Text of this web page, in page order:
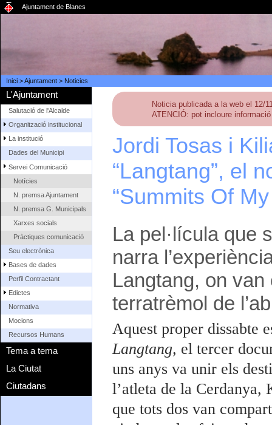
Ajuntament de Blanes
Inici>Ajuntament> Noticies
L'Ajuntament
Salutació de l'Alcalde
Organització institucional
La institució
Dades del Municipi
Servei Comunicació
Notícies
N. premsa Ajuntament
N. premsa G. Municipals
Xarxes socials
Pràctiques comunicació
Seu electrònica
Bases de dades
Perfil Contractant
Edictes
Normativa
Mocions
Recursos Humans
Tema a tema
La Ciutat
Ciutadans
Noticia publicada a la web el 12/
ATENCIÓ: pot incloure
Jordi Tosas i
“Langtang”, el
“Summits Of
La pel·lícula que
narra
Langtang, on
terratrèmol de
Aquest proper dissabte
Langtang, el tercer
uns anys va unir els
l’atleta de la Cerdanya,
que tots dos van